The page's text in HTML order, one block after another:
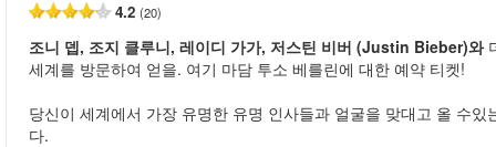
4.2 (20)
조니 뎁, 조지 클루니, 레이디 가가, 저스틴 비버 (Justin Bieber)와
세계를 방문하여 얻을. 여기 마담 투소 베를린에 대한 예약 티켓!
당신이 세계에서 가장 유명한 유명 인사들과 얼굴을 맞대고 올 수있
다.